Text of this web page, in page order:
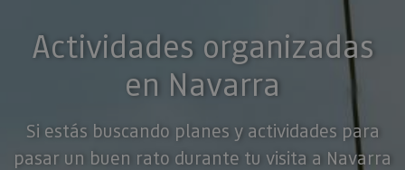
Actividades organizadas
en Navarra
Si estás buscando planes y actividades para
pasar un buen rato durante tu visita a Navarra